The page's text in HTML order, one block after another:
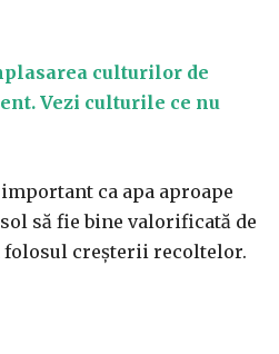
culturilor de
Vezi culturile ce nu
ca apa aproape
să fie bine valorificată de
folosul creşterii recoltelor.